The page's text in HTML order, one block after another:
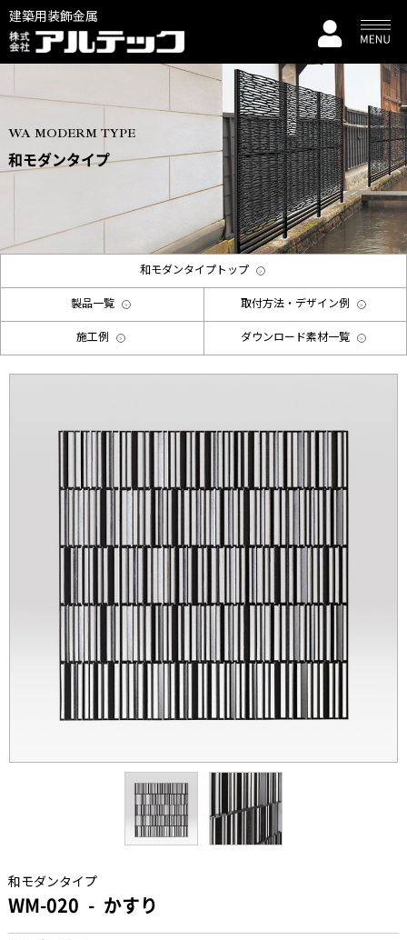
建築用装飾金属
WA MODERM TYPE
和モダンタイプ
和モダンタイプトップ
製品一覧 取付方法・デザイン例
施工例 ダウンロード素材一覧
和モダンタイプ
WM-020 かすり